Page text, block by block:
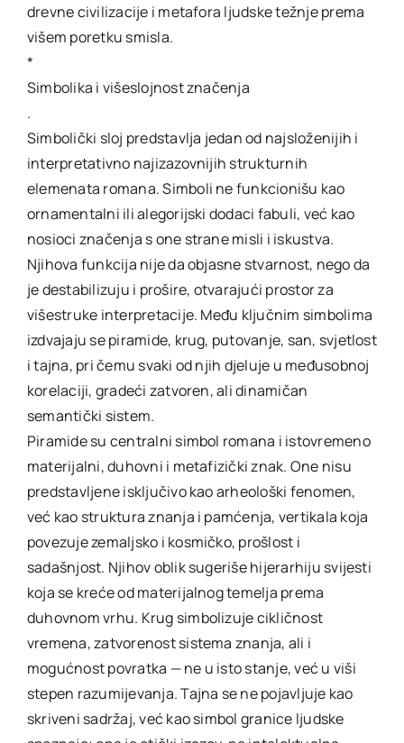
drevne civilizacije i metafora ljudske težnje prema
višem poretku smisla.
*
Simbolika i višeslojnost značenja
.
Simbolički sloj predstavlja jedan od najsloženijih i
interpretativno najizazovnijih strukturnih
elemenata romana. Simboli ne funkcionišu kao
ornamentalni ili alegorijski dodaci fabuli, već kao
nosioci značenja s one strane misli i iskustva.
Njihova funkcija nije da objasne stvarnost, nego da
je destabilizuju i prošire, otvarajući prostor za
višestruke interpretacije. Među ključnim simbolima
izdvajaju se piramide, krug, putovanje, san, svjetlost
i tajna, pri čemu svaki od njih djeluje u međusobnoj
korelaciji, gradeći zatvoren, ali dinamičan
semantički sistem.
Piramide su centralni simbol romana i istovremeno
materijalni, duhovni i metafizički znak. One nisu
predstavljene isključivo kao arheološki fenomen,
već kao struktura znanja i pamćenja, vertikala koja
povezuje zemaljsko i kosmičko, prošlost i
sadašnjost. Njihov oblik sugeriše hijerarhiju svijesti
koja se kreće od materijalnog temelja prema
duhovnom vrhu. Krug simbolizuje cikličnost
vremena, zatvorenost sistema znanja, ali i
mogućnost povratka — ne u isto stanje, već u viši
stepen razumijevanja. Tajna se ne pojavljuje kao
skriveni sadržaj, već kao simbol granice ljudske